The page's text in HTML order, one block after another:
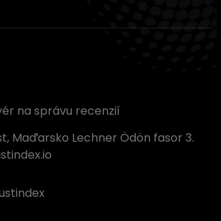
na správu recenzií
Maďarsko Lechner Ödön fasor 3.